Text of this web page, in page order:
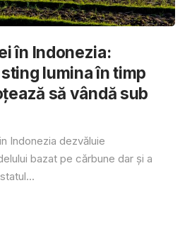
în Indonezia:
lumina în timp
să vândă sub
Indonezia dezvăluie
bazat pe cărbune dar și a